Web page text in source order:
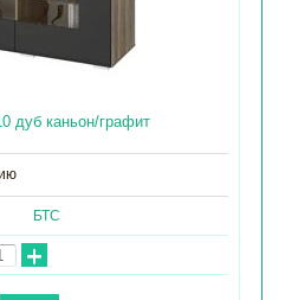
дуб каньон/графит
БТС
+